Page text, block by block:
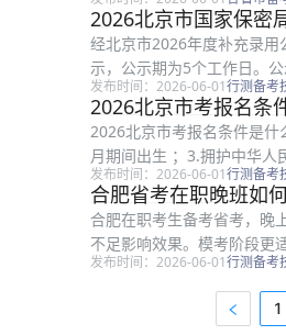
2026北京市国家保密
经北京市2026年度补充录
示，公示期为5个工作日。
日至6月9日 监督电话：...
发布时间：2026-06-01行测备考
2026北京市考报名条
2026北京市考报名条件是
月期间出生 ；3.拥护中华人
行；5....
发布时间：2026-06-01行测备考
合肥省考在职晚班如
合肥在职考生备考省考，晚
不足影响效果。模考阶段更
不一定要整套卷 在职考生工
发布时间：2026-06-01行测备考
1